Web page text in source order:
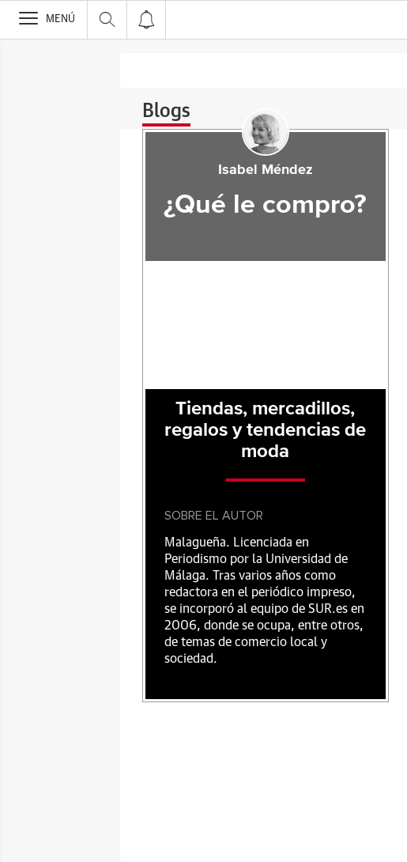
>
MENÚ
Blogs
Isabel Méndez
¿Qué le compro?
Tiendas, mercadillos,
regalos y tendencias de
moda
SOBRE EL AUTOR
Malagueña. Licenciada en
Periodismo por la Universidad de
Málaga. Tras varios años como
redactora en el periódico impreso,
se incorporó al equipo de SUR.es en
2006, donde se ocupa, entre otros,
de temas de comercio local y
sociedad.